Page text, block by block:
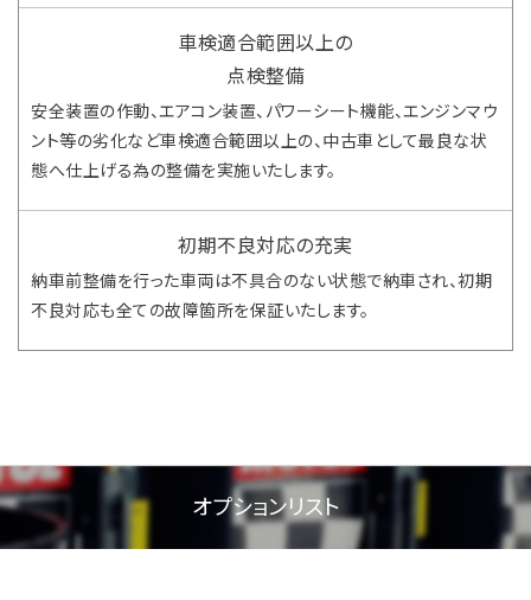
車検適合範囲以上の
点検整備
安全装置の作動、エアコン装置、パワーシート機能、エンジンマウ
ント等の劣化など車検適合範囲以上の、中古車として最良な状
態へ仕上げる為の整備を実施いたします。
初期不良対応の充実
納車前整備を行った車両は不具合のない状態で納車され、初期
不良対応も全ての故障箇所を保証いたします。
オプションリスト